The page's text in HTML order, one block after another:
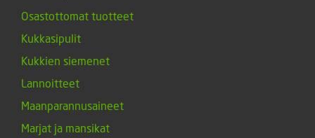
Osastottomat tuotteet
Kukkasipulit
Kukkien siemenet
Lannoitteet
Maanparannusaineet
Marjat ja mansikat